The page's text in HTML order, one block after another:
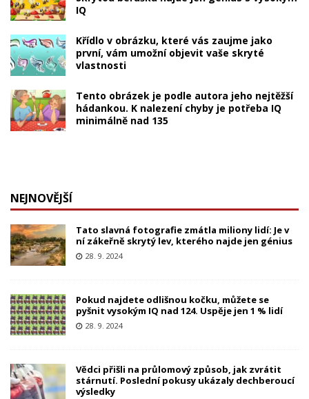
IQ
Křídlo v obrázku, které vás zaujme jako
první, vám umožní objevit vaše skryté
vlastnosti
Tento obrázek je podle autora jeho nejtěžší
hádankou. K nalezení chyby je potřeba IQ
minimálně nad 135
NEJNOVĚJŠÍ
Tato slavná fotografie zmátla miliony lidí: Je v
ní zákeřně skrytý lev, kterého najde jen génius
28. 9. 2024
Pokud najdete odlišnou kočku, můžete se
pyšnit vysokým IQ nad 124. Uspěje jen 1 % lidí
28. 9. 2024
Vědci přišli na průlomový způsob, jak zvrátit
stárnutí. Poslední pokusy ukázaly dechberoucí
výsledky